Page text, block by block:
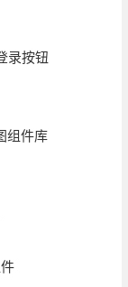
录按钮
组件库